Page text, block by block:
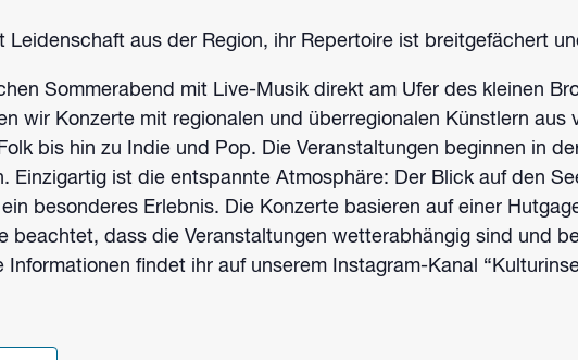
Leidenschaft aus der Region, ihr Repertoire ist breitgefächert
Sommerabend mit Live-Musik direkt am Ufer des kleinen
wir Konzerte mit regionalen und überregionalen Künstlern aus
bis hin zu Indie und Pop. Die Veranstaltungen beginnen in
Einzigartig ist die entspannte Atmosphäre: Der Blick auf den
besonderes Erlebnis. Die Konzerte basieren auf einer
beachtet, dass die Veranstaltungen wetterabhängig sind und
Informationen findet ihr auf unserem Instagram-Kanal